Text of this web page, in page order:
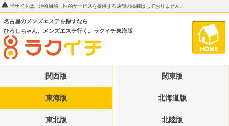
当サイトは、治療目的・性的サービスを提供する店舗の掲載はしておりません。
名古屋のメンズエステを探すなら
ひろしちゃん、メンズエステ行く。ラクイチ東海版
関西版 関東版
東海版 北海道版
東北版 北陸版